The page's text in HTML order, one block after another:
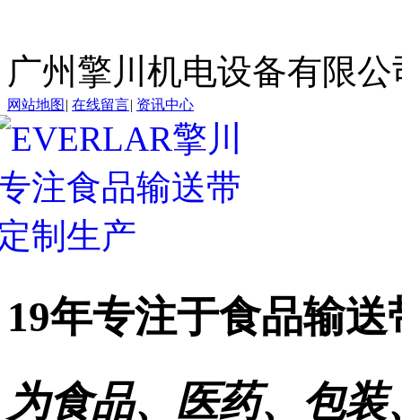
广州擎川机电设备有限
网站地图 | 在线留言| 资讯中心
19年专注于食品输送
为食品、医药、包